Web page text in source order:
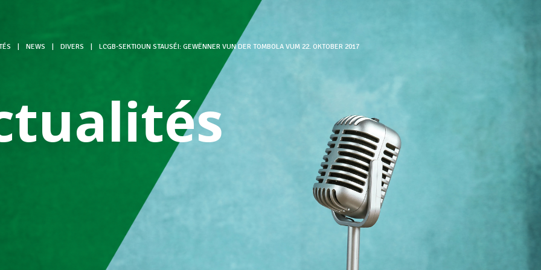
NEWS DIVERS LCGB-SEKTIOUN STAUSÉI: GEWËNNER VUN DER TOMBOLA VUM 22. OKTOBER 2017